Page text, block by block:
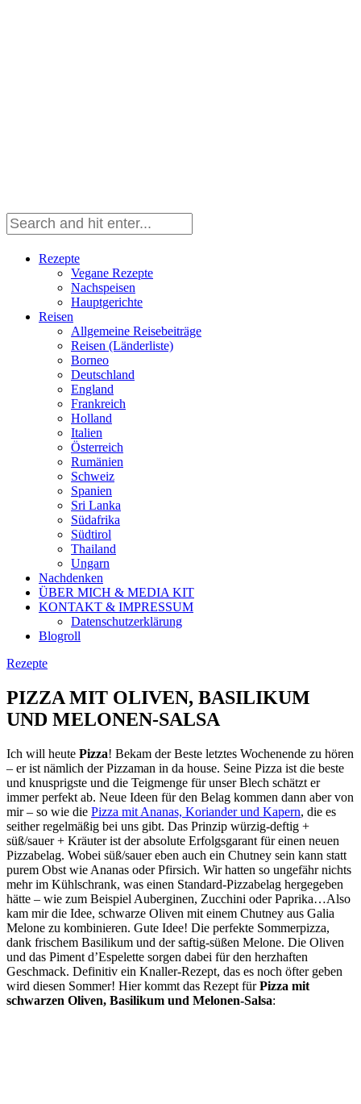
Rezepte
Vegane Rezepte
Nachspeisen
Hauptgerichte
Reisen
Allgemeine Reisebeiträge
Reisen (Länderliste)
Borneo
Deutschland
England
Frankreich
Holland
Italien
Österreich
Rumänien
Schweiz
Spanien
Sri Lanka
Südafrika
Südtirol
Thailand
Ungarn
Nachdenken
ÜBER MICH & MEDIA KIT
KONTAKT & IMPRESSUM
Datenschutzerklärung
Blogroll
Rezepte
PIZZA MIT OLIVEN, BASILIKUM
UND MELONEN-SALSA
Ich will heute Pizza! Bekam der Beste letztes Wochenende zu hören
– er ist nämlich der Pizzaman in da house. Seine Pizza ist die beste
und knusprigste und die Teigmenge für unser Blech schätzt er
immer perfekt ab. Neue Ideen für den Belag kommen dann aber von
mir – so wie die Pizza mit Ananas, Koriander und Kapern, die es
seither regelmäßig bei uns gibt. Das Prinzip würzig-deftig +
süß/sauer + Kräuter ist der absolute Erfolgsgarant für einen neuen
Pizzabelag. Wobei süß/sauer eben auch ein Chutney sein kann statt
purem Obst wie Ananas oder Pfirsich. Wir hatten so ungefähr nichts
mehr im Kühlschrank, was einen Standard-Pizzabelag hergegeben
hätte – wie zum Beispiel Auberginen, Zucchini oder Paprika…Also
kam mir die Idee, schwarze Oliven mit einem Chutney aus Galia
Melone zu kombinieren. Gute Idee! Die perfekte Sommerpizza,
dank frischem Basilikum und der saftig-süßen Melone. Die Oliven
und das Piment d’Espelette sorgen dabei für den herzhaften
Geschmack. Definitiv ein Knaller-Rezept, das es noch öfter geben
wird diesen Sommer! Hier kommt das Rezept fürPizza mit
schwarzen Oliven, Basilikum und Melonen-Salsa: